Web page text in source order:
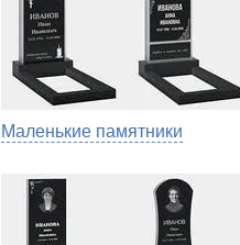
Маленькие памятники